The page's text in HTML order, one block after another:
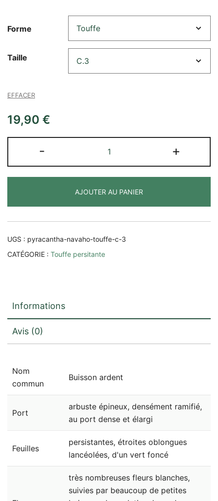
Forme
Taille
EFFACER
19,90 €
-
de
Pyracantha
+
AJOUTER AU PANIER
UGS : pyracantha-navaho-touffe-c-3
CATÉGORIE : Touffe persitante
Informations
Avis (0)
Nom
commun
Buisson ardent
Port
arbuste épineux, densément ramifié,
au port dense et élargi
Feuilles
persistantes, étroites oblongues
lancéolées, d'un vert foncé
très nombreuses fleurs blanches,
suivies par beaucoup de petites